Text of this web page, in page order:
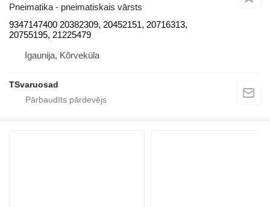
Pneimatika - pneimatiskais vārsts
9347147400 20382309, 20452151, 20716313,
20755195, 21225479
Igaunija, Kõrveküla
TSvaruosad